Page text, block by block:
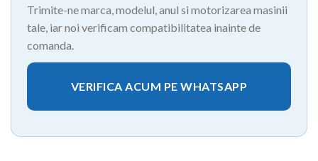
Trimite-ne marca, modelul, anul si motorizarea masinii
tale, iar noi verificam compatibilitatea inainte de
comanda.
VERIFICA ACUM PE WHATSAPP